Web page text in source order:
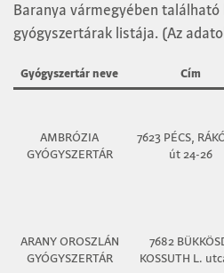
Baranya vármegyében található
gyógyszertárak listája. (Az
Gyógyszertár neve Cím
AMBRÓZIA
GYÓGYSZERTÁR
7623 PÉCS,
út 24-26
ARANY OROSZLÁN
GYÓGYSZERTÁR
7682
KOSSUTH L.